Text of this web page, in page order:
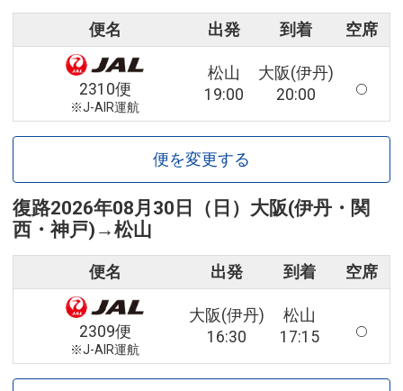
便名 出発 到着 空席
2310便
※J-AIR運航
松山
19:00
大阪(伊丹)
20:00
便を変更する
復路2026年08月30日（日） 大阪(伊丹・関
西・神戸) →松山
便名 出発 到着 空席
2309便
※J-AIR運航
大阪(伊丹)
16:30
松山
17:15